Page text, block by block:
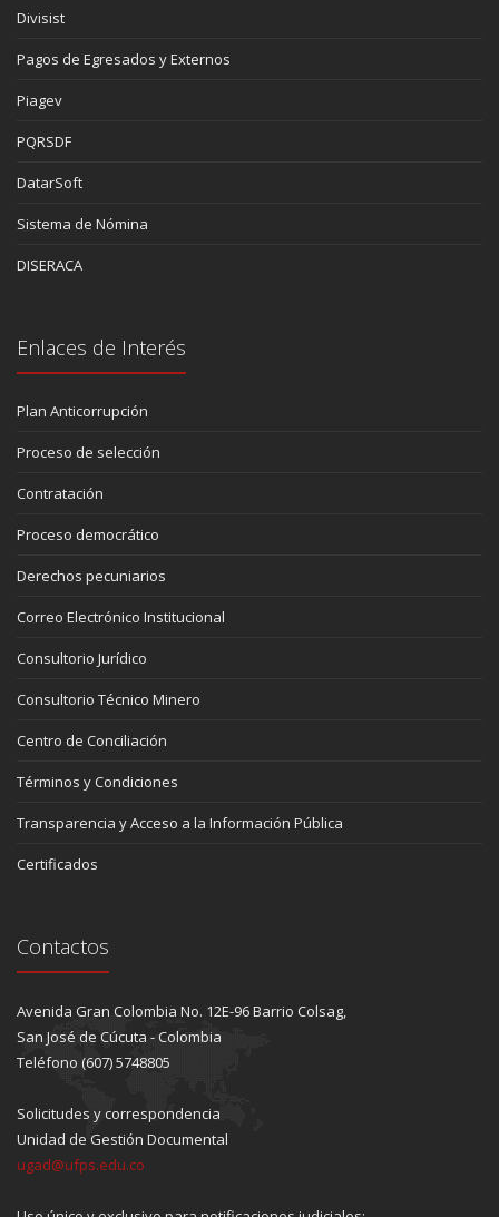
Divisist
Pagos de Egresados y Externos
Piagev
PQRSDF
DatarSoft
Sistema de Nómina
DISERACA
Enlaces de Interés
Plan Anticorrupción
Proceso de selección
Contratación
Proceso democrático
Derechos pecuniarios
Correo Electrónico Institucional
Consultorio Jurídico
Consultorio Técnico Minero
Centro de Conciliación
Términos y Condiciones
Transparencia y Acceso a la Información Pública
Certificados
Contactos
Avenida Gran Colombia No. 12E-96 Barrio Colsag,
San José de Cúcuta - Colombia
Teléfono (607) 5748805
Solicitudes y correspondencia
Unidad de Gestión Documental
ugad@ufps.edu.co